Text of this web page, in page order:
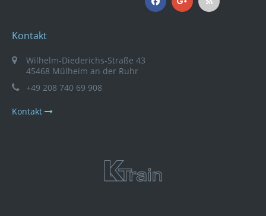
Kontakt
Wilhelm-Diederichs-Straße 43
45468 Mülheim an der Ruhr
+49 208 740 69 908
Kontakt